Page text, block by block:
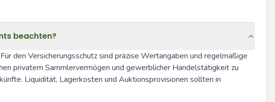
beachten?
den Versicherungsschutz sind präzise Wertangaben und regelmäßige
privatem Sammlervermögen und gewerblicher Handelstätigkeit zu
Liquidität, Lagerkosten und Auktionsprovisionen sollten in